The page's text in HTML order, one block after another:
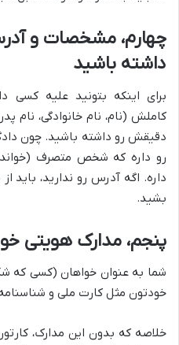
چهارم، مشخصات و
داشته باشید
برای اینکه بتونید علیه کسی
کاملش (نام، نام خانوادگی، نام
دقیقش رو داشته باشید. چون
رو داره که شخص متصرف
داره. اگه آدرس رو ندارید، باید
بشید.
پنجم، مدارک هویتی
شما به عنوان خواهان (کسی که
خودتون مثل کارت ملی و
خلاصه که بدون این مدارک،